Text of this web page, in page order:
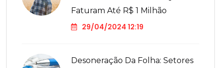
Faturam Até R$ 1 Milhão
29/04/2024 12:19
Desoneração Da Folha: Setores